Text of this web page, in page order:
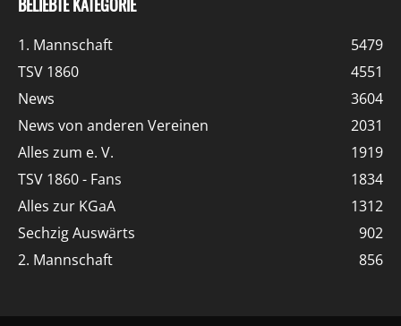
BELIEBTE KATEGORIE
1. Mannschaft
5479
TSV 1860
4551
News
3604
News von anderen Vereinen
2031
Alles zum e. V.
1919
TSV 1860 - Fans
1834
Alles zur KGaA
1312
Sechzig Auswärts
902
2. Mannschaft
856